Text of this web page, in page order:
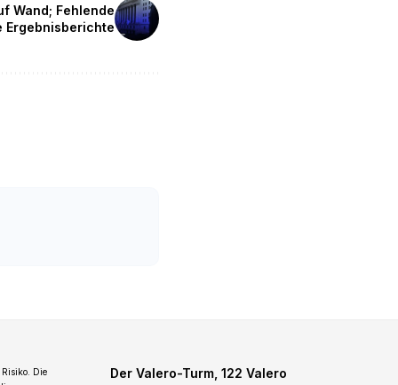
Wand; Fehlende
Ergebnisberichte
Die
Der Valero-Turm, 122 Valero